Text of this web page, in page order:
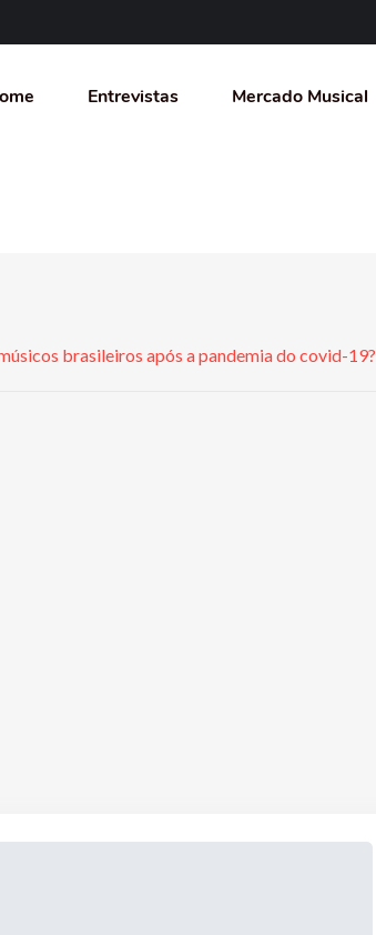
Entrevistas Mercado Musical
brasileiros após a pandemia do covid-19?